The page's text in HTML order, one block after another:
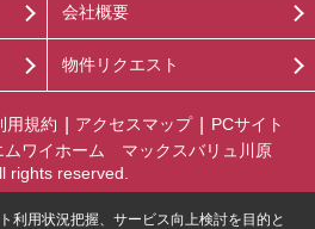
会社概要
物件リクエスト
用規約 アクセスマップ
PCサイト
ムワイホーム マックスバリュ川原
rights reserved.
利用状況把握、サービス向上検討を目的と